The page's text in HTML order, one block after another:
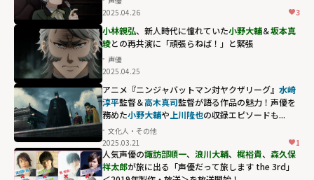
2025.04.26
3
小林親弘、新人時代に憧れていた小野大輔＆坂本真
綾との再共演に「頑張らねば！」と緊張
声優
2025.04.25
アニメ『ニンジャバットマン対ヤクザリーグ』 水崎
淳平監督＆高木真司監督が語る作品の魅力！声優を
務めた小野大輔や 上川隆也の収録エピソードも...
文化人・その他
2025.03.21
1
⼈気声優の諏訪部順⼀、 浪川⼤輔、 梶裕貴、 森久保
祥太郎が旅に出る「声優だって旅します the 3rd」